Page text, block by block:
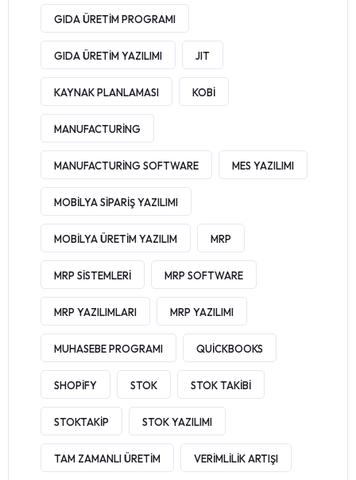
GIDA ÜRETIM PROGRAMI
GIDA ÜRETIM YAZILIMI JIT
KAYNAK PLANLAMASI KOBI
MANUFACTURING
MANUFACTURING SOFTWARE MES YAZILIMI
MOBILYA SIPARIŞ YAZILIMI
MOBILYA ÜRETIM YAZILIM MRP
MRP SISTEMLERI MRP SOFTWARE
MRP YAZILIMLARI MRP YAZILIMI
MUHASEBE PROGRAMI QUICKBOOKS
SHOPIFY STOK STOK TAKIBI
STOKTAKIP STOK YAZILIMI
TAM ZAMANLI ÜRETIM VERIMLILIK ARTIŞI